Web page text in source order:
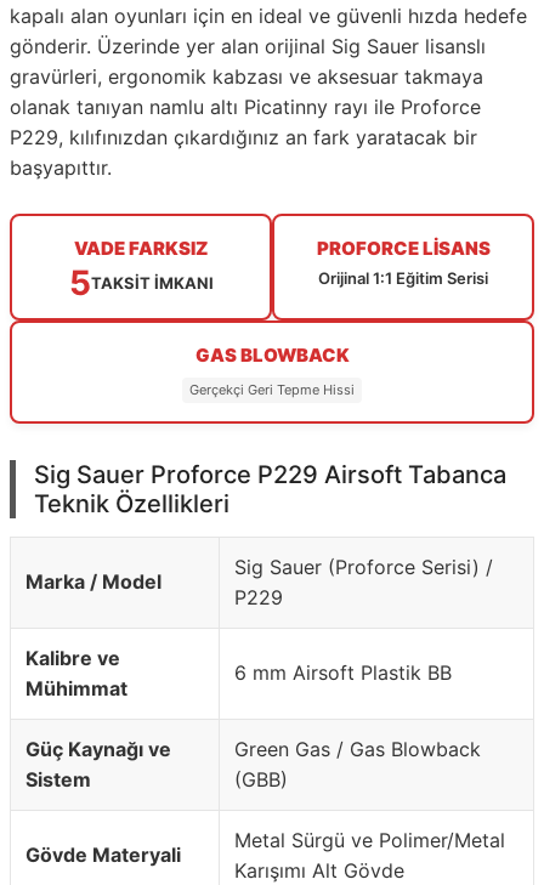
kapalı alan oyunları için en ideal ve güvenli hızda hedefe
gönderir. Üzerinde yer alan orijinal Sig Sauer lisanslı
gravürleri, ergonomik kabzası ve aksesuar takmaya
olanak tanıyan namlu altı Picatinny rayı ile Proforce
P229, kılıfınızdan çıkardığınız an fark yaratacak bir
başyapıttır.
VADE FARKSIZ
5TAKSİT İMKANI
PROFORCE LİSANS
Orijinal 1:1 Eğitim Serisi
GAS BLOWBACK
Gerçekçi Geri Tepme Hissi
Sig Sauer Proforce P229 Airsoft Tabanca
Teknik Özellikleri
Marka / Model
Sig Sauer (Proforce Serisi) /
P229
Kalibre ve
Mühimmat
6 mm Airsoft Plastik BB
Güç Kaynağı ve
Sistem
Green Gas / Gas Blowback
(GBB)
Gövde Materyali
Metal Sürgü ve Polimer/Metal
Karışımı Alt Gövde